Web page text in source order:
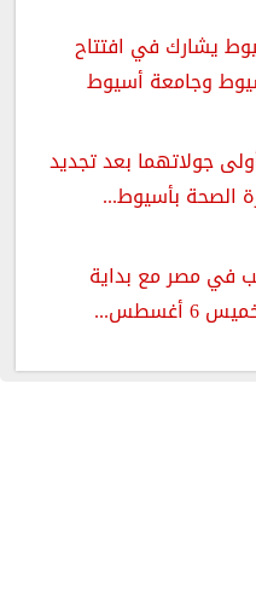
يشارك في افتتاح
وجامعة أسيوط
جولاتهما بعد تجديد
الصحة بأسيوط...
في مصر مع بداية